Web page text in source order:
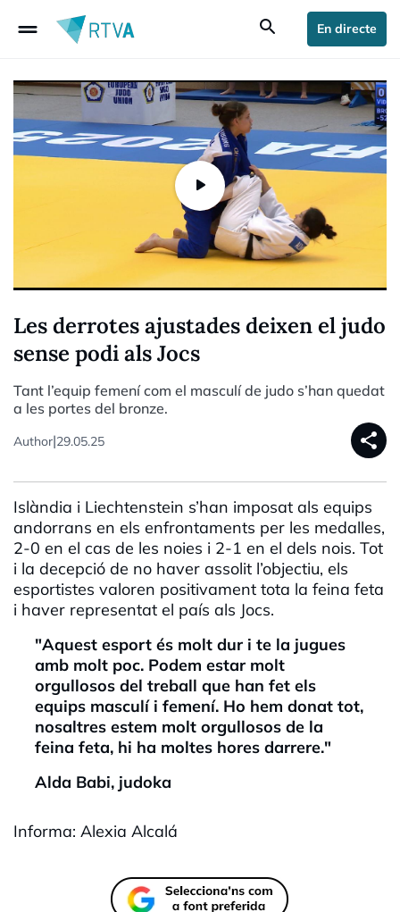
drag_handle search En directe
Les derrotes ajustades deixen el judo
sense podi als Jocs
Tant l’equip femení com el masculí de judo s’han quedat
a les portes del bronze.
Author|29.05.25 share
Islàndia i Liechtenstein s’han imposat als equips
andorrans en els enfrontaments per les medalles,
2-0 en el cas de les noies i 2-1 en el dels nois. Tot
i la decepció de no haver assolit l’objectiu, els
esportistes valoren positivament tota la feina feta
i haver representat el país als Jocs.
"Aquest esport és molt dur i te la jugues
amb molt poc. Podem estar molt
orgullosos del treball que han fet els
equips masculí i femení. Ho hem donat tot,
nosaltres estem molt orgullosos de la
feina feta, hi ha moltes hores darrere."
Alda Babi, judoka
Informa: Alexia Alcalá